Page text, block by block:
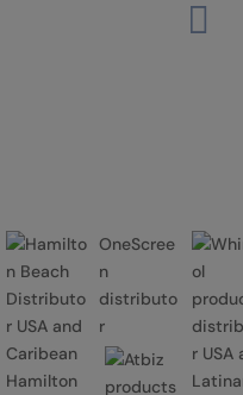

Hamilton
OneScree
n
distributo
r